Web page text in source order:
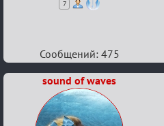
7
Сообщений: 475
sound of waves